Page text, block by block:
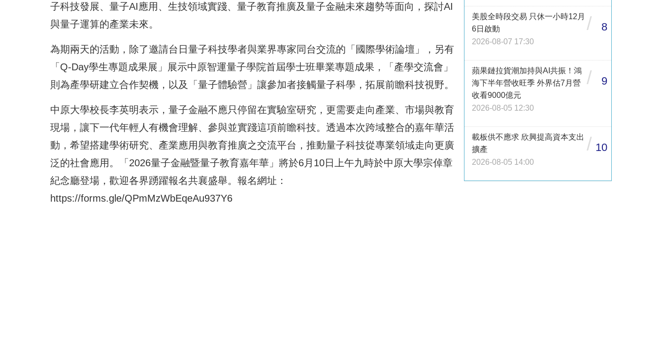
子科技發展、量子AI應用、生技領域實踐、量子教育推廣及量子金融未來趨勢等面向，探討AI
與量子運算的產業未來。
為期兩天的活動，除了邀請台日量子科技學者與業界專家同台交流的「國際學術論壇」，另有
「Q-Day學生專題成果展」展示中原智運量子學院首屆學士班畢業專題成果，「產學交流會」
則為產學研建立合作契機，以及「量子體驗營」讓參加者接觸量子科學，拓展前瞻科技視野。
中原大學校長李英明表示，量子金融不應只停留在實驗室研究，更需要走向產業、市場與教育
現場，讓下一代年輕人有機會理解、參與並實踐這項前瞻科技。透過本次跨域整合的嘉年華活
動，希望搭建學術研究、產業應用與教育推廣之交流平台，推動量子科技從專業領域走向更廣
泛的社會應用。「2026量子金融暨量子教育嘉年華」將於6月10日上午九時於中原大學宗倬章
紀念廳登場，歡迎各界踴躍報名共襄盛舉。報名網址：
https://forms.gle/QPmMzWbEqeAu937Y6
美股全時段交易 只休一小時12月
6日啟動
2026-08-07 17:30
/ 8
蘋果鏈拉貨潮加持與AI共振！鴻
海下半年營收旺季 外界估7月營
收看9000億元
2026-08-05 12:30
/ 9
載板供不應求 欣興提高資本支出
擴產
2026-08-05 14:00
/ 10